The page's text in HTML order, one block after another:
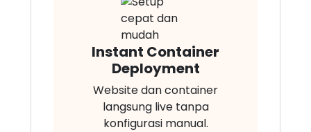
Instant Container
Deployment
Website dan container
langsung live tanpa
konfigurasi manual.